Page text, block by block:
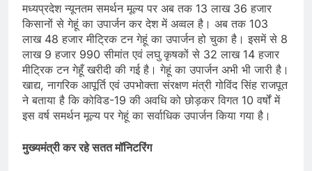
मध्यप्रदेश न्यूनतम समर्थन मूल्य पर अब तक 13 लाख 36 हजार
किसानों से गेहूं का उपार्जन कर देश में अव्वल है। अब तक 103
लाख 48 हजार मीट्रिक टन गेहूं का उपार्जन हो चुका है। इसमें से 8
लाख 9 हजार 990 सीमांत एवं लघु कृषकों से 32 लाख 14 हजार
मीट्रिक टन गेहूँ खरीदी की गई है। गेहूं का उपार्जन अभी भी जारी है।
खाद्य, नागरिक आपूर्ति एवं उपभोक्ता संरक्षण मंत्री गोविंद सिंह राजपूत
ने बताया है कि कोविड-19 की अवधि को छोड़कर विगत 10 वर्षों में
इस वर्ष समर्थन मूल्य पर गेहूं का सर्वाधिक उपार्जन किया गया है।
मुख्यमंत्री कर रहे सतत मॉनिटरिंग